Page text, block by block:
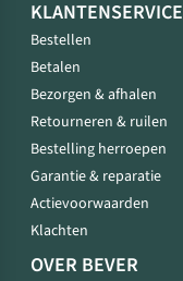
KLANTENSERVICE
Bestellen
Betalen
Bezorgen & afhalen
Retourneren & ruilen
Bestelling herroepen
Garantie & reparatie
Actievoorwaarden
Klachten
OVER BEVER